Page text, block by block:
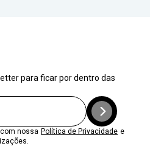
para ficar por dentro das
nossa Política de Privacidade e